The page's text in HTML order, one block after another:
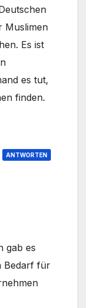
Muslimen
Es ist
es tut,
finden.
ANTWORTEN
gab es
Bedarf für